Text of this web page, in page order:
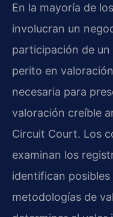
En la mayoría de
involucran un
participación de
perito en
necesaria para
valoración creíble
Circuit Court. Los
examinan los
identifican posibles
metodologías de